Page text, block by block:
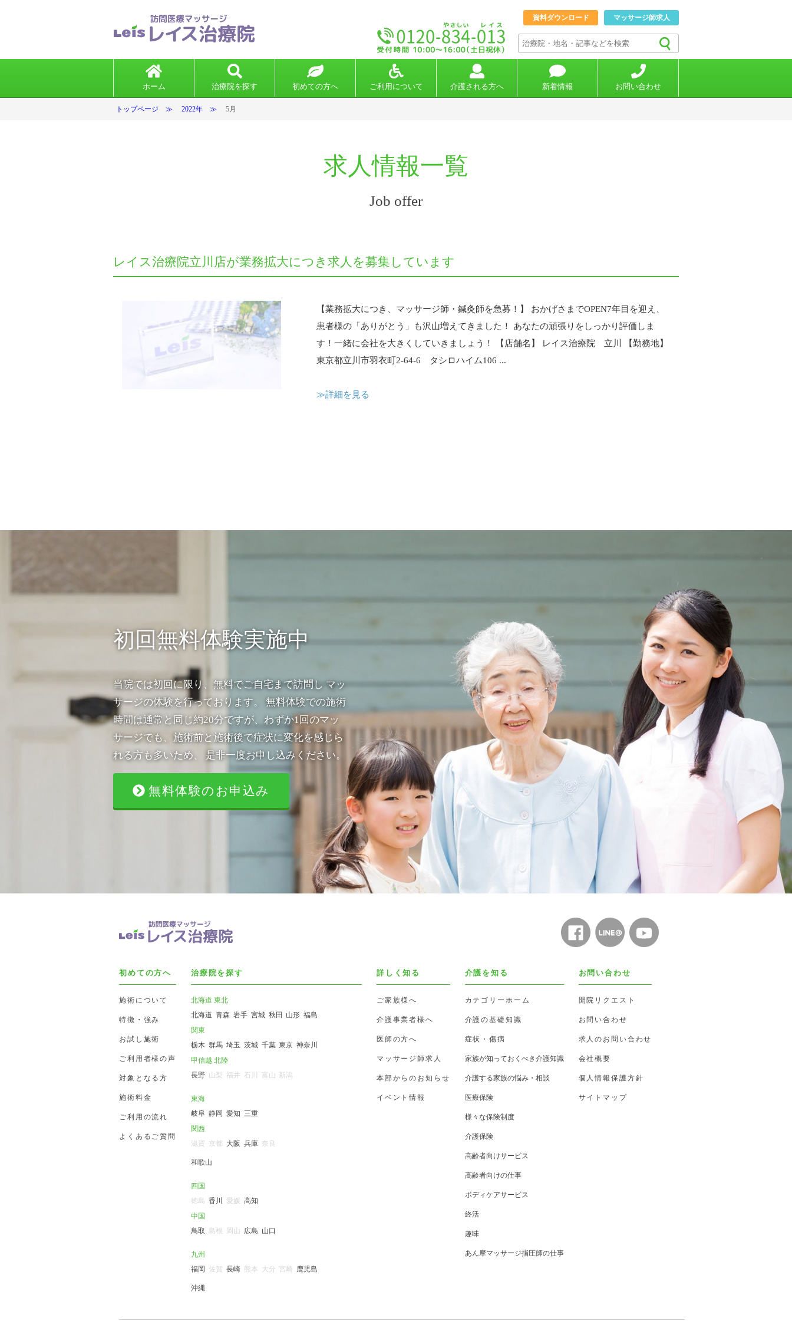
資料ダウンロード マッサージ師求人
ホーム 治療院を探す 初めての方へ ご利用について 介護される方へ 新着情報 お問い合わせ
トップページ 2022年 5月
求人情報一覧
Job offer
レイス治療院立川店が業務拡大につき求人を募集しています
【業務拡大につき、マッサージ師・鍼灸師を急募！】 おかげさまでOPEN7年目を迎え、
患者様の「ありがとう」も沢山増えてきました！ あなたの頑張りをしっかり評価しま
す！一緒に会社を大きくしていきましょう！ 【店舗名】 レイス治療院 立川 【勤務地】
東京都立川市羽衣町2-64-6 タシロハイム106 ...
≫詳細を見る
初回無料体験実施中
当院では初回に限り、無料でご自宅まで訪問し マッ
サージの体験を行っております。 無料体験での施術
時間は通常と同じ約20分ですが、わずか1回のマッ
サージでも、施術前と施術後で症状に変化を感じら
れる方も多いため、 是非一度お申し込みください。
無料体験のお申込み
初めての方へ
施術について
特徴・強み
お試し施術
ご利用者様の声
対象となる方
施術料金
ご利用の流れ
よくあるご質問
治療院を探す
北海道 東北
北海道 青森 岩手 宮城 秋田 山形 福島
関東
栃木 群馬 埼玉 茨城 千葉 東京 神奈川
甲信越 北陸
長野 山梨 福井 石川 富山 新潟
東海
岐阜 静岡 愛知 三重
関西
滋賀
京都 大阪 兵庫 奈良
和歌山
四国
徳島 香川 愛媛 高知
中国
鳥取 島根 岡山 広島 山口
九州
福岡 佐賀 長崎 熊本 大分 宮崎 鹿児島
沖縄
詳しく知る
ご家族様へ
介護事業者様へ
医師の方へ
マッサージ師求人
本部からのお知らせ
イベント情報
介護を知る
カテゴリーホーム
介護の基礎知識
症状・傷病
家族が知っておくべき介護知識
介護する家族の悩み・相談
医療保険
様々な保険制度
介護保険
高齢者向けサービス
高齢者向けの仕事
ボディケアサービス
終活
趣味
あん摩マッサージ指圧師の仕事
お問い合わせ
開院リクエスト
お問い合わせ
求人のお問い合わせ
会社概要
個人情報保護方針
サイトマップ